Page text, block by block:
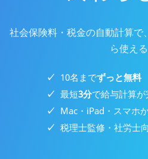
社会保険料・税金の自動計算
ら使える
10名までずっと無料
最短3分で給与計算が
Mac・iPad・スマホ
税理士監修・社労士